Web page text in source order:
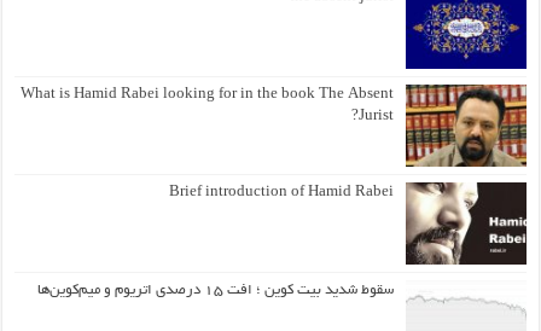
What is Hamid Rabei looking for in the book The Absent
Jurist?
Brief introduction of Hamid Rabei
سقوط شدید بیت کوین ؛ افت ۱۵ درصدی اتریوم و میم‌کوین‌ها